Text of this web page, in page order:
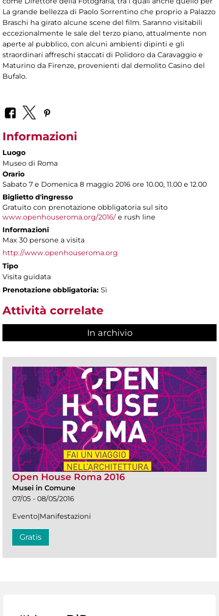
La grande bellezza di Paolo Sorrentino che proprio a Palazzo
Braschi ha girato alcune scene del film. Saranno visitabili
eccezionalmente le sale del terzo piano, attualmente non
aperte al pubblico, con alcuni ambienti dipinti e gli
straordinari affreschi staccati di Polidoro da Caravaggio e
Maturino da Firenze, provenienti dal demolito Casino del
Bufalo.
Informazioni
Luogo
Museo di Roma
Orario
Sabato 7 e Domenica 8 maggio 2016 ore 10.00, 11.00 e 12.00
Biglietto d'ingresso
Gratuito con prenotazione obbligatoria sul sito
www.openhouseroma.org/2016/e rush line
Informazioni
Max 30 persone a visita
http://www.openhouseroma.org
Tipo
Visita guidata
Prenotazione obbligatoria: Sì
Attività correlate
In archivio
Open House Roma 2016
Musei in Comune
07/05 - 08/05/2016
Evento|Manifestazioni
Gratis